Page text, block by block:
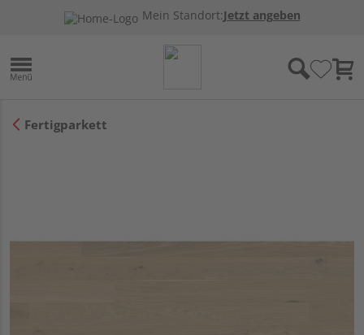
Mein Standort:Jetzt angeben
Fertigparkett